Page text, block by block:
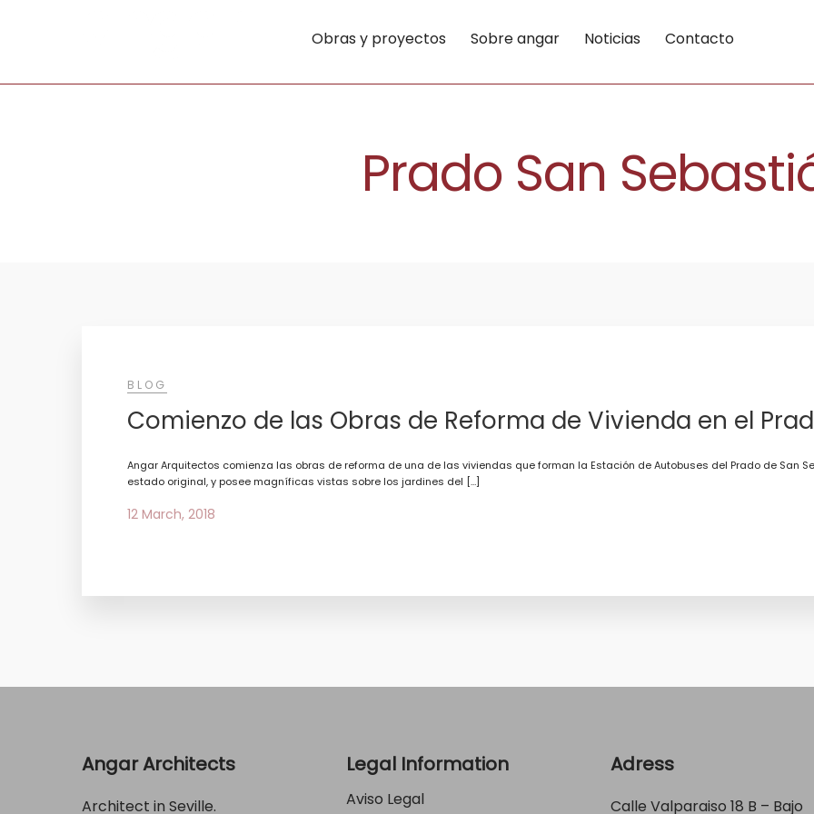
Obras y proyectos Sobre angar Noticias Contacto
Prado San
BLOG
Comienzo de las Obras de Reforma de Vivienda en el
Angar Arquitectos comienza las obras de reforma de una de las viviendas que forman la Estación de Autobuses del Prado de San
estado original, y posee magníficas vistas sobre los jardines del […]
12 March, 2018
Angar Architects
Architect in Seville.
Legal Information
Aviso Legal
Adress
Calle Valparaiso 18 B – Bajo